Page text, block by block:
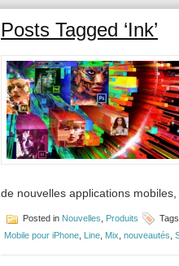
Posts Tagged ‘Ink’
de nouvelles applications
Posted in Nouvelles Produits
Mobile pour iPhone Line Mix nouveautés